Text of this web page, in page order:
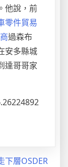
他說，前
零件貿易
過森布
安多縣城
達哥哥家
下層OSDER